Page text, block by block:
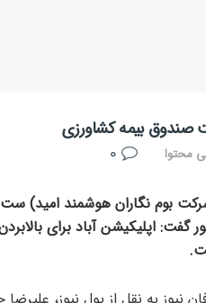
صندوق بیمه کشاورزی
محتوا
بوم نگاران هوشمند امید) ست
گفت: اپلیکیشن آباد برای